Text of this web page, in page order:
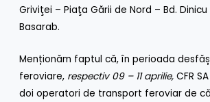
Griviţei – Piaţa Gării de Nord – Bd.
Basarab.
Menționăm faptul că, în perioada
feroviare, respectiv 09 – 11 aprilie,CFR
doi operatori de transport feroviar de